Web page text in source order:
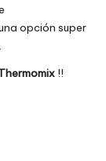
opción super
!!